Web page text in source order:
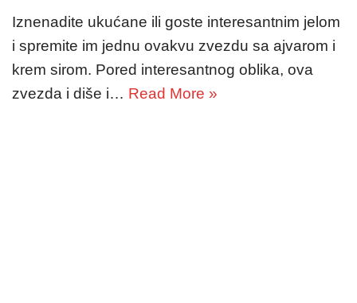
Iznenadite ukućane ili goste interesantnim jelom
i spremite im jednu ovakvu zvezdu sa ajvarom i
krem sirom. Pored interesantnog oblika, ova
zvezda i diše i… Read More »